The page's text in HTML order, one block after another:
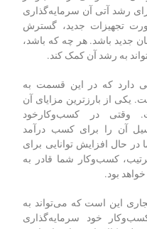
می‌تواند به رشد
این کار، انجام سرمایه‌گذاری
است. وقتی در کسب‌وکار
رشد آتی آن سرمایه‌گذاری
تجهیزات جدید، گسترش
جدید باشد. هر چه که باشد،
به رشد آن کمک کند.
یکی از بارزترین مزایای آن
وقتی در کسب‌وکارخود